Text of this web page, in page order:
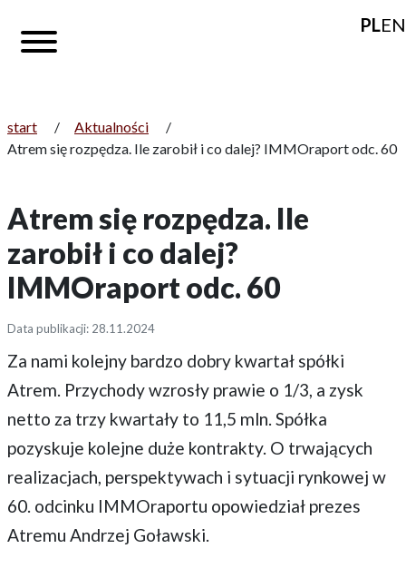
PLEN
start / Aktualności
/
Atrem się rozpędza. Ile zarobił i co dalej? IMMOraport odc. 60
Atrem się rozpędza. Ile
zarobił i co dalej?
IMMOraport odc. 60
Data publikacji: 28.11.2024
Za nami kolejny bardzo dobry kwartał spółki
Atrem. Przychody wzrosły prawie o 1/3, a zysk
netto za trzy kwartały to 11,5 mln. Spółka
pozyskuje kolejne duże kontrakty. O trwających
realizacjach, perspektywach i sytuacji rynkowej w
60. odcinku IMMOraportu opowiedział prezes
Atremu Andrzej Goławski.